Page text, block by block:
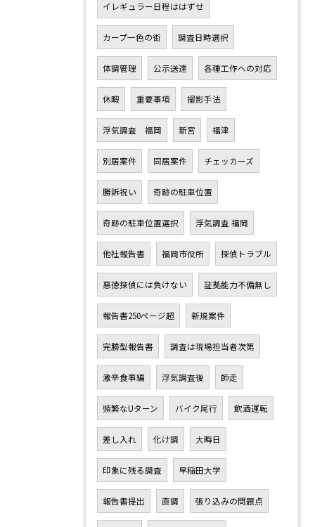
イレギュラー日程ははずせ
カープ一色の街 調査日時選択
体調管理 公示送達 各種工作への対応
休暇 重要事項 撮影手法
浮気調査 福岡 新宮 福津
別居案件 同居案件 チェッカーズ
勝訴祝い 奇跡の駐車位置
奇跡の駐車位置選択 浮気調査 福岡
他社報告書 福岡市役所 探偵トラブル
悪徳探偵には負けない 証拠能力不備無し
報告書250ページ超 新規案件
完勝型報告書 調査は現場担当者次第
激辛食事編 浮気調査後 師走
頻繁なUターン バイク尾行 飲酒運転
差し入れ 化け調 大晦日
印象に残る調査 早稲田大学
報告書提出 直調 張り込みの問題点